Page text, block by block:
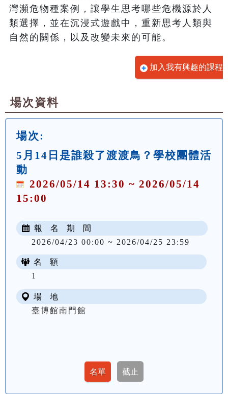
灣瀕危物種案例，讓學生思考哪些危機源於人
類選擇，並在沉浸式遊戲中，重新思考人類與
自然的關係，以及改變未來的可能。
加入我有興趣的課程
場次資料
場次:
5月14日是誰殺了渡渡鳥？學校團體活
動
2026/05/14 13:30 ~ 2026/05/14
15:00
報 名 期 間
2026/04/23 00:00 ~ 2026/04/25 23:59
名 額
1
場 地
臺博館南門館